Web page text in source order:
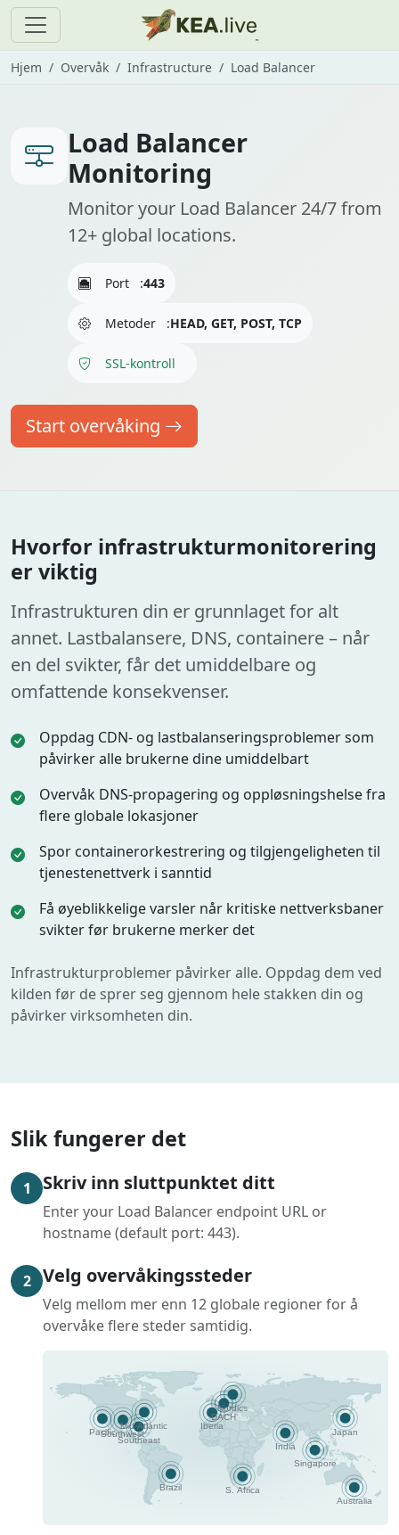
Hjem Overvåk Infrastructure Load Balancer
Load Balancer
Monitoring
Monitor your Load Balancer 24/7 from
12+ global locations.
Port :443
Metoder :HEAD, GET, POST, TCP
SSL-kontroll
Start overvåking
Hvorfor infrastrukturmonitorering
er viktig
Infrastrukturen din er grunnlaget for alt
annet. Lastbalansere, DNS, containere – når
en del svikter, får det umiddelbare og
omfattende konsekvenser.
Oppdag CDN- og lastbalanseringsproblemer som
påvirker alle brukerne dine umiddelbart
Overvåk DNS-propagering og oppløsningshelse fra
flere globale lokasjoner
Spor containerorkestrering og tilgjengeligheten til
tjenestenettverk i sanntid
Få øyeblikkelige varsler når kritiske nettverksbaner
svikter før brukerne merker det
Infrastrukturproblemer påvirker alle. Oppdag dem ved
kilden før de sprer seg gjennom hele stakken din og
påvirker virksomheten din.
Slik fungerer det
1 Skriv inn sluttpunktet ditt
Enter your Load Balancer endpoint URL or
hostname (default port: 443).
2 Velg overvåkingssteder
Velg mellom mer enn 12 globale regioner for å
overvåke flere steder samtidig.